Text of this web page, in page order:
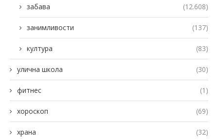
забава (12.608)
занимливости (137)
култура (83)
улична школа (30)
фитнес (1)
хороскоп (69)
храна (32)